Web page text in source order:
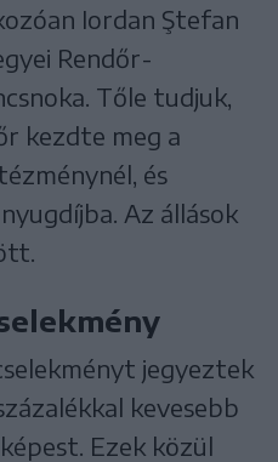
Iordan Ştefan
Rendőr-
Tőle tudjuk,
kezdte meg a
és
Az állások
jegyeztek
kevesebb
Ezek közül